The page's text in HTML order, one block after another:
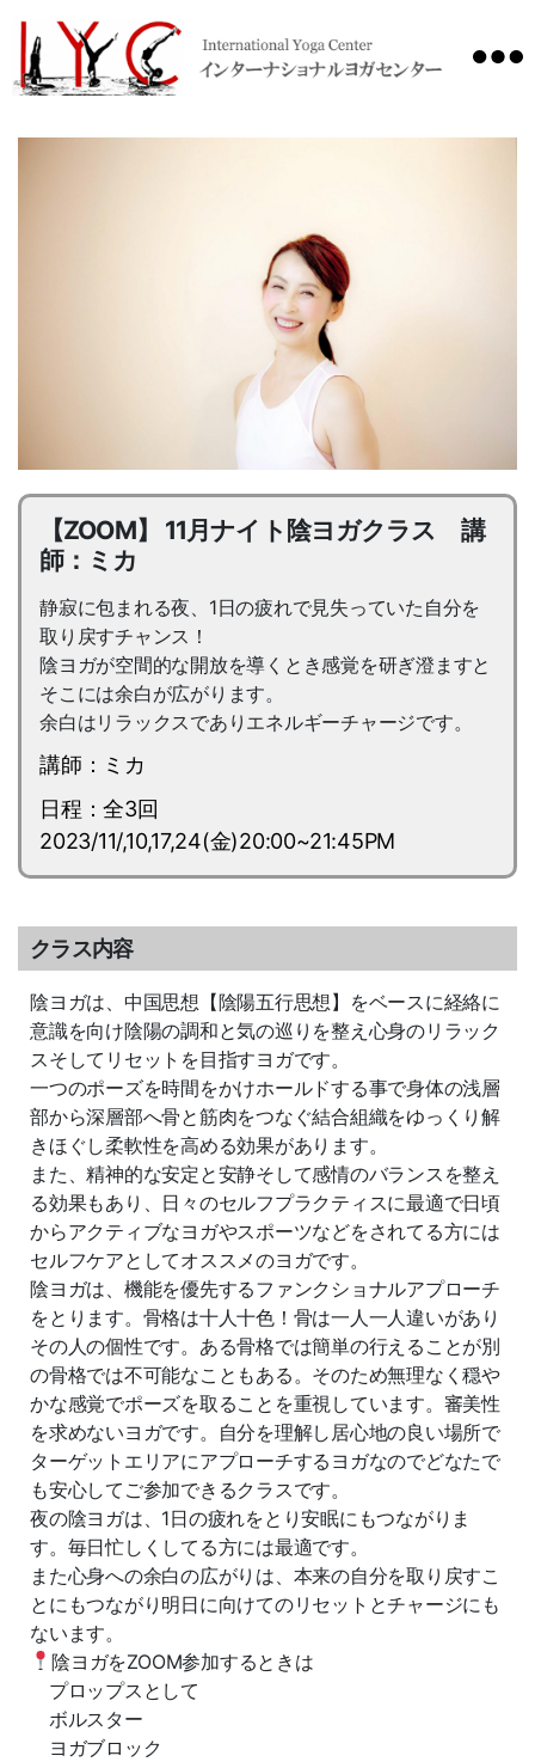
【ZOOM】 11月ナイト陰ヨガクラス 講
師：ミカ
静寂に包まれる夜、1日の疲れで見失っていた自分を
取り戻すチャンス！
陰ヨガが空間的な開放を導くとき感覚を研ぎ澄ますと
そこには余白が広がります。
余白はリラックスでありエネルギーチャージです。
講師：ミカ
日程：全3回
2023/11/,10,17,24(金)20:00~21:45PM
クラス内容
陰ヨガは、中国思想【陰陽五行思想】をベースに経絡に
意識を向け陰陽の調和と気の巡りを整え心身のリラック
スそしてリセットを目指すヨガです。
一つのポーズを時間をかけホールドする事で身体の浅層
部から深層部へ骨と筋肉をつなぐ結合組織をゆっくり解
きほぐし柔軟性を高める効果があります。
また、精神的な安定と安静そして感情のバランスを整え
る効果もあり、日々のセルフプラクティスに最適で日頃
からアクティブなヨガやスポーツなどをされてる方には
セルフケアとしてオススメのヨガです。
陰ヨガは、機能を優先するファンクショナルアプローチ
をとります。骨格は十人十色！骨は一人一人違いがあり
その人の個性です。ある骨格では簡単の行えることが別
の骨格では不可能なこともある。そのため無理なく穏や
かな感覚でポーズを取ることを重視しています。審美性
を求めないヨガです。自分を理解し居心地の良い場所で
ターゲットエリアにアプローチするヨガなのでどなたで
も安心してご参加できるクラスです。
夜の陰ヨガは、1日の疲れをとり安眠にもつながりま
す。毎日忙しくしてる方には最適です。
また心身への余白の広がりは、本来の自分を取り戻すこ
とにもつながり明日に向けてのリセットとチャージにも
ないます。
陰ヨガをZOOM参加するときは
プロップスとして
ボルスター
ヨガブロック